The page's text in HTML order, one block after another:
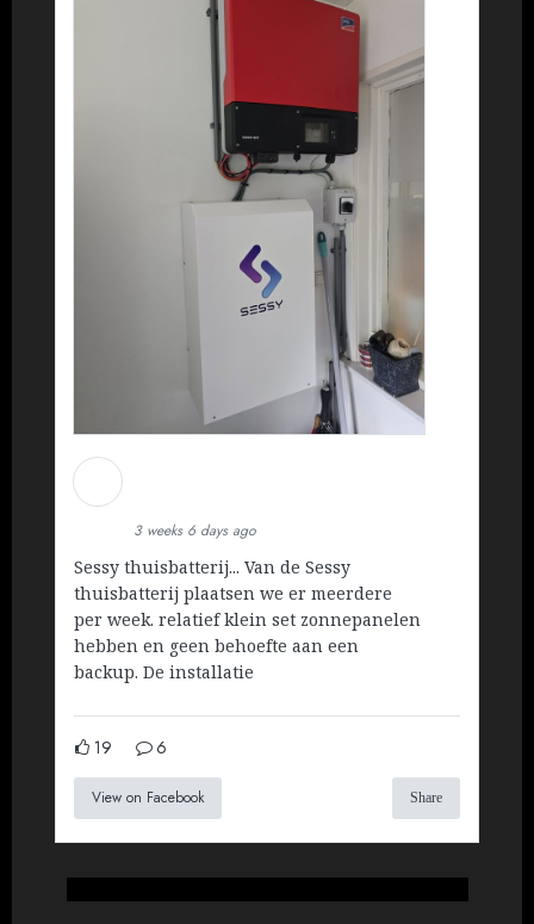
3 weeks 6 days ago
Sessy thuisbatterij... Van de Sessy
thuisbatterij plaatsen we er meerdere
per week. relatief klein set zonnepanelen
hebben en geen behoefte aan een
backup. De installatie
19 6
View on Facebook Share